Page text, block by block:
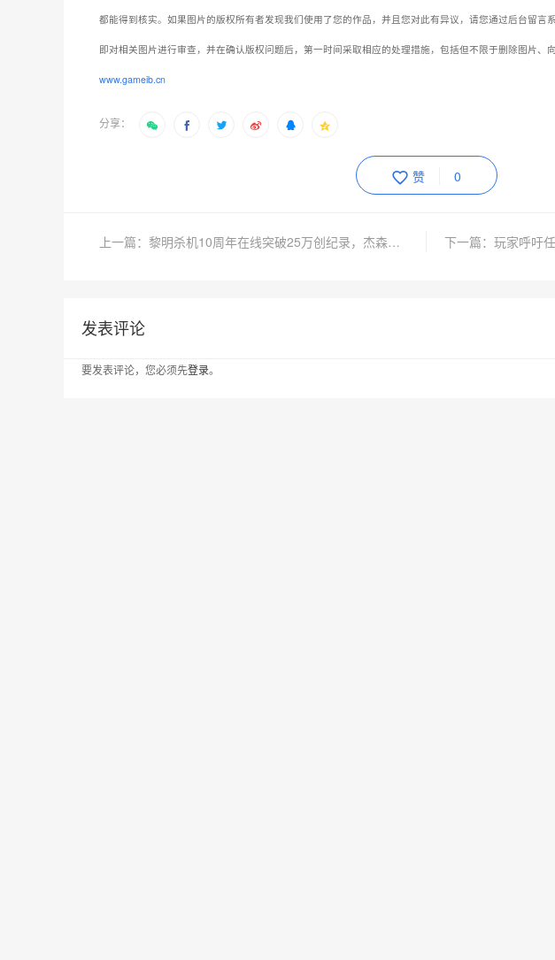
都能得到核实。如果图片的版权所有者发现我们使用了您的作品，并且您对此有异议，请您通过后台留言
即对相关图片进行审查，并在确认版权问题后，第一时间采取相应的处理措施，包括但不限于删除图片、
www.gameib.cn
分享：
赞 0
上一篇：黎明杀机10周年在线突破25万创纪录，杰森今日正式加入
发表评论
要发表评论，您必须先登录。